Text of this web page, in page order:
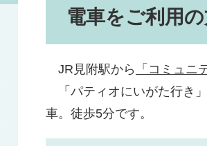
電車をご利用
JR見附駅から 「コミュニ
「パティオにいがた行き」
車。徒歩5分です。